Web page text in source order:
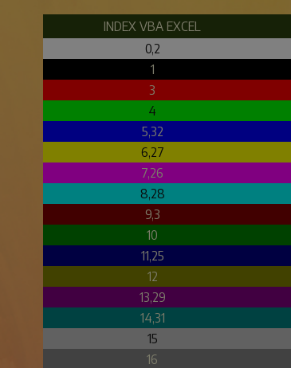
INDEX VBA EXCEL
0,2
1
3
4
5,32
6,27
7,26
8,28
9,3
10
11,25
12
13,29
14,31
15
16